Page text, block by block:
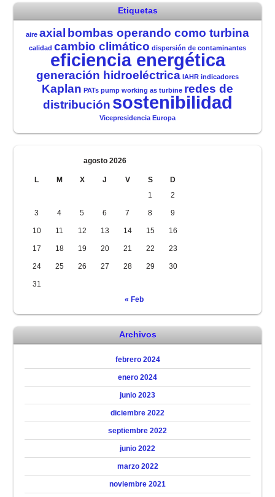
Etiquetas
aire axial bombas operando como turbina
calidad cambio climático dispersión de contaminantes
eficiencia energética
generación hidroeléctrica IAHR indicadores
Kaplan PATs pump working as turbine redes de
distribución sostenibilidad
Vicepresidencia Europa
agosto 2026
L M X J V S
D
1
2
3 4 5 6 7 8 9
10 11 12 13 14 15 16
17 18 19 20 21 22 23
24 25 26 27 28 29 30
31
« Feb
Archivos
febrero 2024
enero 2024
junio 2023
diciembre 2022
septiembre 2022
junio 2022
marzo 2022
noviembre 2021